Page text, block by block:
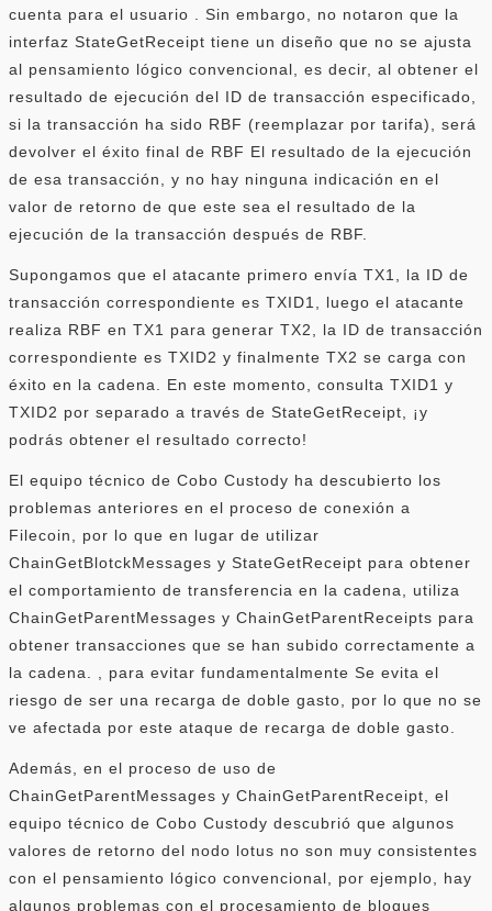
cuenta para el usuario . Sin embargo, no notaron que la
interfaz StateGetReceipt tiene un diseño que no se ajusta
al pensamiento lógico convencional, es decir, al obtener el
resultado de ejecución del ID de transacción especificado,
si la transacción ha sido RBF (reemplazar por tarifa), será
devolver el éxito final de RBF El resultado de la ejecución
de esa transacción, y no hay ninguna indicación en el
valor de retorno de que este sea el resultado de la
ejecución de la transacción después de RBF.
Supongamos que el atacante primero envía TX1, la ID de
transacción correspondiente es TXID1, luego el atacante
realiza RBF en TX1 para generar TX2, la ID de transacción
correspondiente es TXID2 y finalmente TX2 se carga con
éxito en la cadena. En este momento, consulta TXID1 y
TXID2 por separado a través de StateGetReceipt, ¡y
podrás obtener el resultado correcto!
El equipo técnico de Cobo Custody ha descubierto los
problemas anteriores en el proceso de conexión a
Filecoin, por lo que en lugar de utilizar
ChainGetBlotckMessages y StateGetReceipt para obtener
el comportamiento de transferencia en la cadena, utiliza
ChainGetParentMessages y ChainGetParentReceipts para
obtener transacciones que se han subido correctamente a
la cadena. , para evitar fundamentalmente Se evita el
riesgo de ser una recarga de doble gasto, por lo que no se
ve afectada por este ataque de recarga de doble gasto.
Además, en el proceso de uso de
ChainGetParentMessages y ChainGetParentReceipt, el
equipo técnico de Cobo Custody descubrió que algunos
valores de retorno del nodo lotus no son muy consistentes
con el pensamiento lógico convencional, por ejemplo, hay
algunos problemas con el procesamiento de bloques